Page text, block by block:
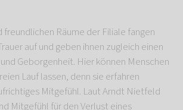
freundlichen Räume der Filiale fangen
auf und geben ihnen zugleich einen
Geborgenheit. Hier können Menschen
Lauf lassen, denn sie erfahren
Mitgefühl. Laut Arndt Nietfeld
Mitgefühl für den Verlust eines